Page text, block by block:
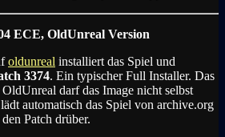
ECE, OldUnreal Version
oldunreal installiert das Spiel und
3374. Ein typischer Full Installer. Das
darf das Image nicht selbst
automatisch das Spiel von archive.org
Patch drüber.